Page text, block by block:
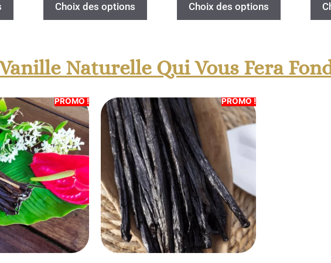
Choix des options Choix des options
Naturelle Qui Vous Fera
PROMO ! PROMO !